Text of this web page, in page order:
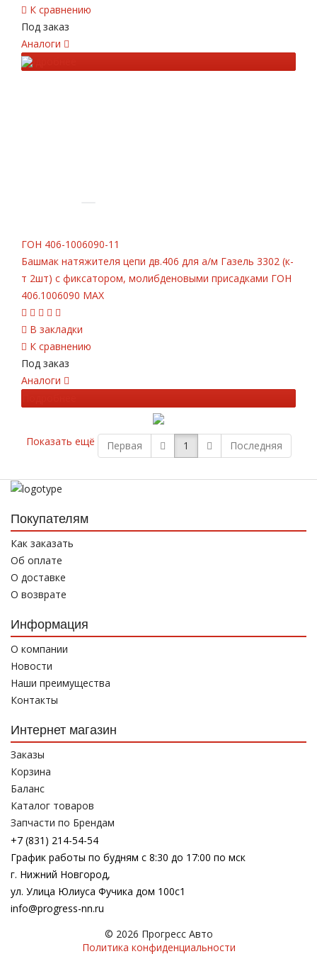
К сравнению
Под заказ
Аналоги
Подробнее
ГОН 406-1006090-11
Башмак натяжителя цепи дв.406 для а/м Газель 3302 (к-
т 2шт) с фиксатором, молибденовыми присадками ГОН
406.1006090 MAX
В закладки
К сравнению
Под заказ
Аналоги
Показать ещё Первая 1 Последняя
Покупателям
Как заказать
Об оплате
О доставке
О возврате
Информация
О компании
Новости
Наши преимущества
Контакты
Интернет магазин
Заказы
Корзина
Баланс
Каталог товаров
Запчасти по Брендам
+7 (831) 214-54-54
График работы по будням с 8:30 до 17:00 по мск
г. Нижний Новгород,
ул. Улица Юлиуса Фучика дом 100с1
info@progress-nn.ru
© 2026 Прогресс Авто
Политика конфиденциальности